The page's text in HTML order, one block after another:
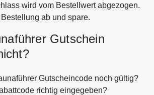
wird vom Bestellwert abgezogen.
ab und spare.
Gutschein
Gutscheincode noch gültig?
richtig eingegeben?